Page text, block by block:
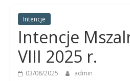
Panny
Parafia
Nawiedzenia
Najświętszej
Intencje
Intencje
VIII 2025 r.
03/08/2025 admin